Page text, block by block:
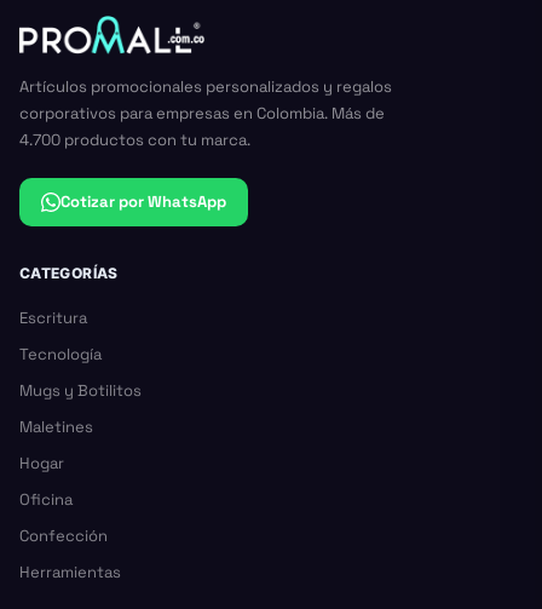
Artículos promocionales personalizados y regalos
corporativos para empresas en Colombia. Más de
4.700 productos con tu marca.
Cotizar por WhatsApp
CATEGORÍAS
Escritura
Tecnología
Mugs y Botilitos
Maletines
Hogar
Oficina
Confección
Herramientas